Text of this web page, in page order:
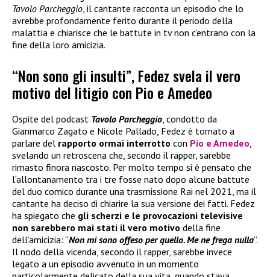
Tavolo Parcheggio, il cantante racconta un episodio che lo
avrebbe profondamente ferito durante il periodo della
malattia e chiarisce che le battute in tv non c’entrano con la
fine della loro amicizia.
“Non sono gli insulti”, Fedez svela il vero
motivo del litigio con Pio e Amedeo
Ospite del podcast Tavolo Parcheggio , condotto da
Gianmarco Zagato e Nicole Pallado, Fedez è tornato a
parlare del rapporto ormai interrotto con Pio e Amedeo
svelando un retroscena che, secondo il rapper, sarebbe
rimasto finora nascosto. Per molto tempo si è pensato che
l’allontanamento tra i tre fosse nato dopo alcune battute
del duo comico durante una trasmissione Rai nel 2021, ma il
cantante ha deciso di chiarire la sua versione dei fatti. Fedez
ha spiegato che gli scherzi e le provocazioni televisive
non sarebbero mai stati il vero motivo della fine
dell’amicizia: “Non mi sono offeso per quello. Me ne frega nulla”.
Il nodo della vicenda, secondo il rapper, sarebbe invece
legato a un episodio avvenuto in un momento